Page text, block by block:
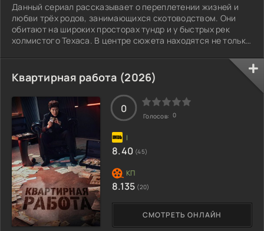
Данный сериал рассказывает о переплетении жизней и
любви трёх родов, занимающихся скотоводством. Они
обитают на широких просторах тундр и у быстрых рек
холмистого Техаса. В центре сюжета находятся не только
желание сохранить обычаи и ценности при переменах
мира. История идёт на фоне красивых пейзажей, которые
видят и горести, и счастье, и любовь, и измены. Каждый
род владеет собственными тайнами и грёзами, они
постоянно сталкиваются и
Квартирная работа (2026)
СМОТРЕТЬ ОНЛАЙН
0
Голосов: 0
8.40 (45)
8.135 (20)